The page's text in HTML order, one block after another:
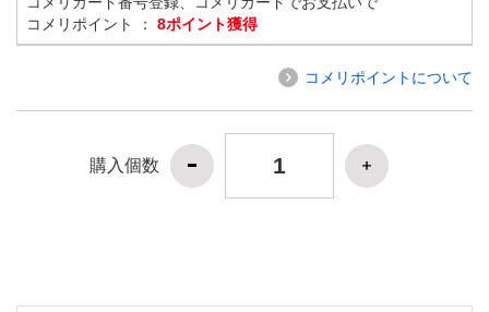
コメリポイント ： 8ポイント獲得
コメリポイントについて
購入個数